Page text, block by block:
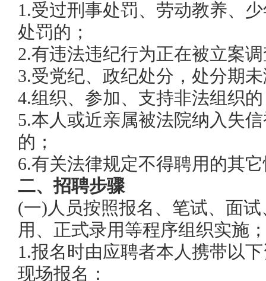
1.受过刑事处罚、劳动教养、
处罚的；
2.有违法违纪行为正在被立案
3.受党纪、政纪处分，处分期
4.组织、参加、支持非法组织
5.本人或近亲属被法院纳入失
的；
6.有关法律规定不得聘用的其
二、招聘步骤
(一) 人员按照报名、笔试、面
用、正式录用等程序组织实施
1 .报名时由应聘者本人携带以
现场报名 ：